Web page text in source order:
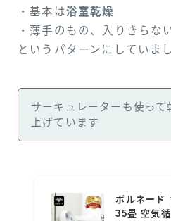
・基本は浴室乾燥
・薄手のもの、入りきらな
というパターンにしていま
サーキュレーターも使って
上げています
ボルネード
35畳 空気